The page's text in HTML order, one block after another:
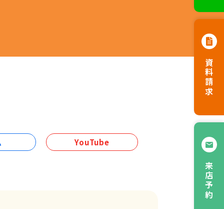
資料請求
来店予約
YouTube